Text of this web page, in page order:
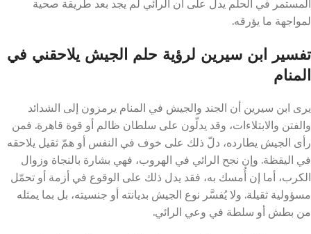
المستمر في الحلم يدل على أن الرائي لم يجد بعد طريقة صحية
لمواجهة ما يؤرقه.
تفسير ابن سيرين لرؤية حلم الجيش يلاحقني في
المنام
يرى ابن سيرين أن الجند والجيش في المنام يرمزون إلى الشدائد
والفتن والابتلاءات، وقد يدلّون على سلطان ظالم أو قوة قاهرة. فمن
رأى الجيش يطارده، دلّ ذلك على خوف في النفس أو همّ ثقيل يلاحقه
في اليقظة. وإن نجح الرائي في الهروب، فهي بشارة بالنجاة وزوال
الكرب، أما إن أُمسك به، فقد يدل ذلك على الوقوع في أزمة أو تحمّل
مسؤولية ثقيلة. ولا يُفسَّر نوع الجيش بديانته أو جنسيته، بل بما يمثله
من بطش أو سلطة في وعي الرائي.